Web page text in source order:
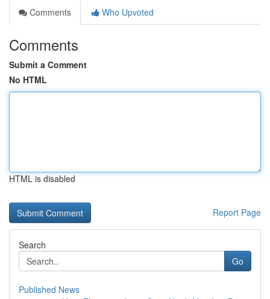
Comments
Who Upvoted
Comments
Submit a Comment
No HTML
HTML is disabled
Report Page
Search
Go
Published News